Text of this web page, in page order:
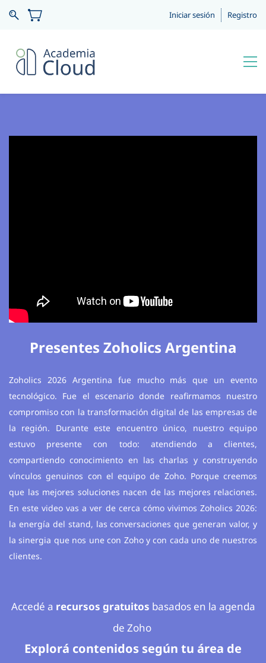
Iniciar sesión Registro
Presentes Zoholics Argentina
Zoholics 2026 Argentina fue mucho más que un evento
tecnológico. Fue el escenario donde reafirmamos nuestro
compromiso con la transformación digital de las empresas de
la región. Durante este encuentro único, nuestro equipo
estuvo presente con todo: atendiendo a clientes,
compartiendo conocimiento en las charlas y construyendo
vínculos genuinos con el equipo de Zoho. Porque creemos
que las mejores soluciones nacen de las mejores relaciones.
En este video vas a ver de cerca cómo vivimos Zoholics 2026:
la energía del stand, las conversaciones que generan valor, y
la sinergia que nos une con Zoho y con cada uno de nuestros
clientes.
Accedé a recursos gratuitos basados en la agenda
de Zoho
Explorá contenidos según tu área de